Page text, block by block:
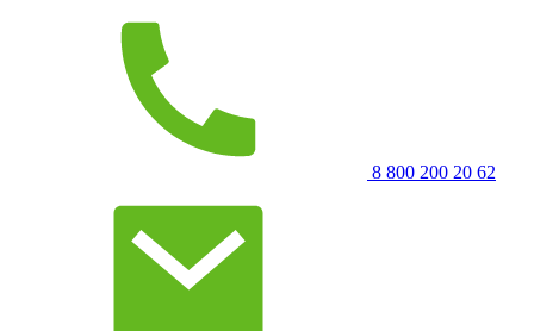
8 800 200 20 62